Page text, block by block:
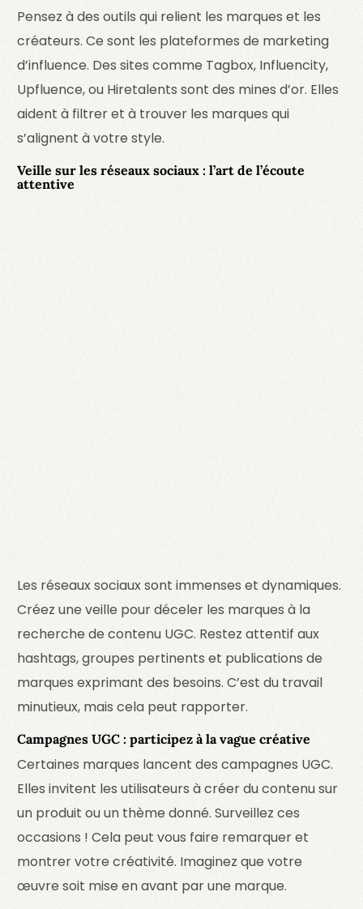
Pensez à des outils qui relient les marques et les
créateurs. Ce sont les plateformes de marketing
d’influence. Des sites comme Tagbox, Influencity,
Upfluence, ou Hiretalents sont des mines d’or. Elles
aident à filtrer et à trouver les marques qui
s’alignent à votre style.
Veille sur les réseaux sociaux : l’art de l’écoute
attentive
Les réseaux sociaux sont immenses et dynamiques.
Créez une veille pour déceler les marques à la
recherche de contenu UGC. Restez attentif aux
hashtags, groupes pertinents et publications de
marques exprimant des besoins. C’est du travail
minutieux, mais cela peut rapporter.
Campagnes UGC : participez à la vague créative
Certaines marques lancent des campagnes UGC.
Elles invitent les utilisateurs à créer du contenu sur
un produit ou un thème donné. Surveillez ces
occasions ! Cela peut vous faire remarquer et
montrer votre créativité. Imaginez que votre
œuvre soit mise en avant par une marque.